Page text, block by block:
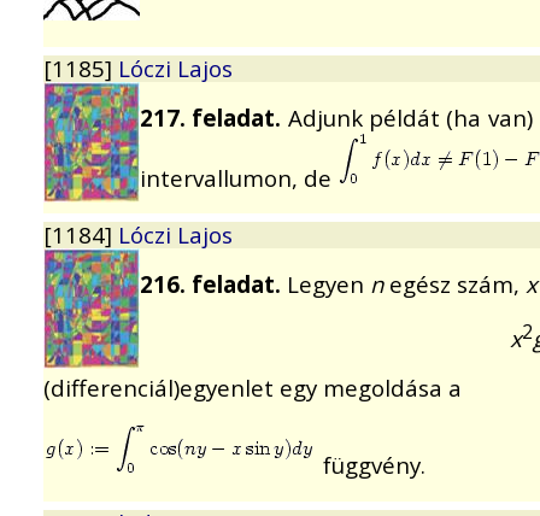
[1185] Lóczi Lajos
217. feladat. Adjunk példát (ha
intervallumon, de
[1184] Lóczi Lajos
216. feladat. Legyen negész szám, x
x2
(differenciál)egyenlet egy megoldása a
függvény.